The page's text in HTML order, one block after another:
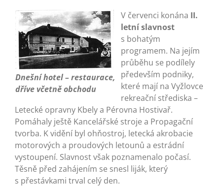
Dnešní hotel – restaurace,
dříve včetně obchodu
V červenci konána II.
letní slavnost
s bohatým
programem. Na jejím
průběhu se podílely
především podniky,
které mají na Vyžlovce
rekreační střediska –
Letecké opravny Kbely a Pérovna Hostivař.
Pomáhaly ještě Kancelářské stroje a Propagační
tvorba. K vidění byl ohňostroj, letecká akrobacie
motorových a proudových letounů a estrádní
vystoupení. Slavnost však poznamenalo počasí.
Těsně před zahájením se snesl liják, který
s přestávkami trval celý den.